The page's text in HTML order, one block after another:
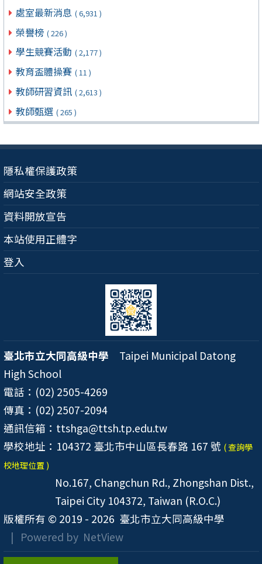
處室最新消息 ( 6,931 )
榮譽榜 ( 226 )
學生競賽活動 ( 2,177 )
教育盃體操賽 ( 11 )
教師研習資訊 ( 2,613 )
教師甄選 ( 265 )
隱私權保護政策
網站安全政策
資料開放宣告
本站使用正體字
登入
臺北市立大同高級中學 Taipei Municipal Datong
High School
電話：(02) 2505-4269
傳真：(02) 2507-2094
通訊信箱：ttshga@ttsh.tp.edu.tw
學校地址：104372 臺北市中山區長春路 167 號 ( 查詢學
校地理位置 )
No.167, Changchun Rd., Zhongshan Dist.,
Taipei City 104372, Taiwan (R.O.C.)
版權所有 © 2019 - 2026 臺北市立大同高級中學
| Powered by NetView